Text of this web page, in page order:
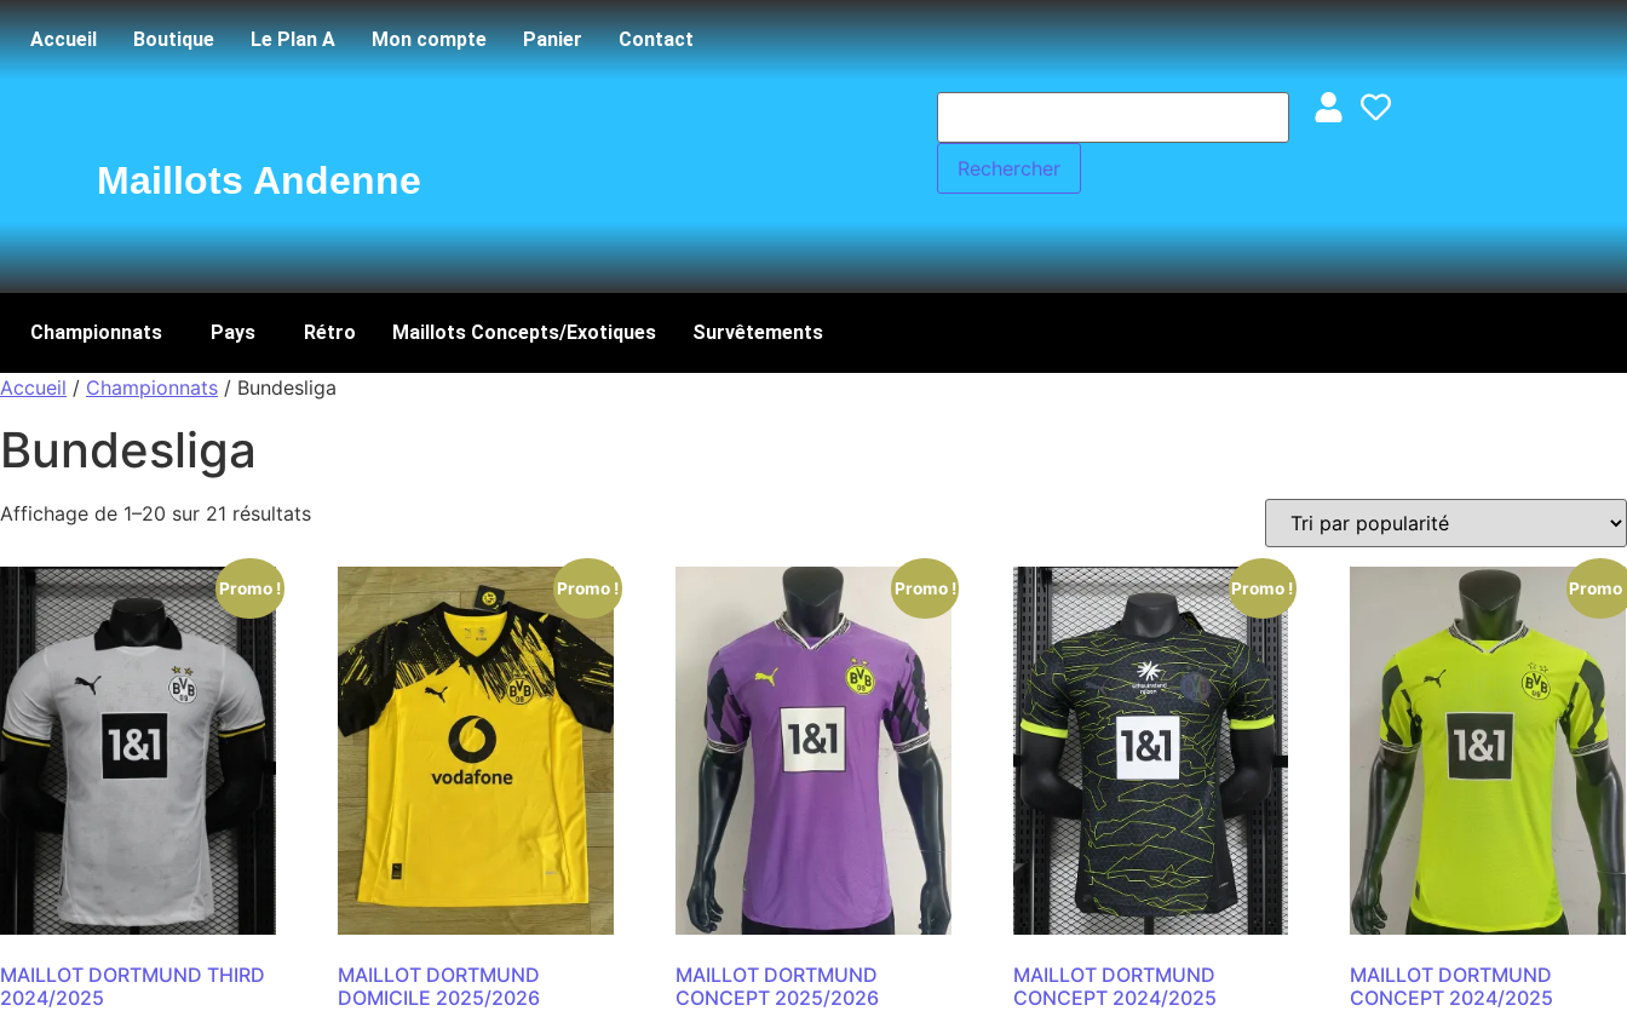
Accueil Boutique Le Plan A Mon compte Panier Contact
Maillots Andenne
Championnats Pays Rétro Maillots Concepts/Exotiques Survêtements
Accueil / Championnats / Bundesliga
Bundesliga
Affichage de 1–20 sur 21 résultats
Promo !
MAILLOT DORTMUND THIRD
2024/2025
Promo !
MAILLOT DORTMUND
DOMICILE 2025/2026
Promo !
MAILLOT DORTMUND
CONCEPT 2025/2026
Promo !
MAILLOT DORTMUND
CONCEPT 2024/2025
Promo
MAILLOT DORTMUND
CONCEPT 2024/2025